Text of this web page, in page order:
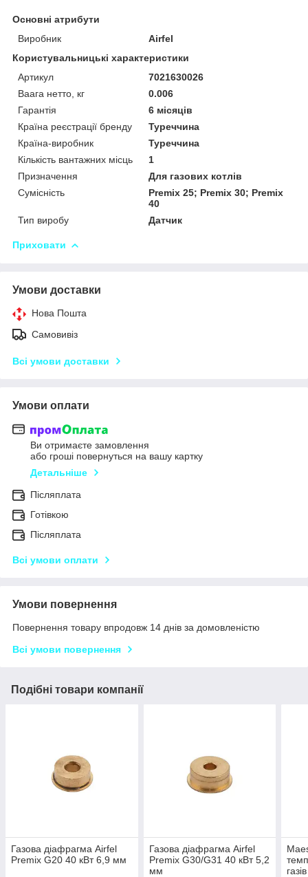
Основні атрибути
Виробник
Airfel
Користувальницькі характеристики
Артикул
7021630026
Ваага нетто, кг
0.006
Гарантія
6 місяців
Країна реєстрації бренду
Туреччина
Країна-виробник
Туреччина
Кількість вантажних місць
1
Призначення
Для газових котлів
Сумісність
Premix 25; Premix 30; Premix
40
Тип виробу
Датчик
Приховати
Умови доставки
Нова Пошта
Самовивіз
Всі умови доставки
Умови оплати
Ви отримаєте замовлення
або гроші повернуться на вашу картку
Детальніше
Післяплата
Готівкою
Післяплата
Всі умови оплати
Умови повернення
Повернення товару впродовж 14 днів за домовленістю
Всі умови повернення
Подібні товари компанії
Газова діафрагма Airfel
Premix G20 40 кВт 6,9 мм
Газова діафрагма Airfel
Premix G30/G31 40 кВт 5,2
мм